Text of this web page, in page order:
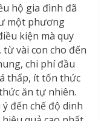
hộ gia đình đã
một phương
kiện mà quy
vài con cho đến
chi phí đầu
thấp, ít tốn thức
ăn tự nhiên.
đến chế độ dinh